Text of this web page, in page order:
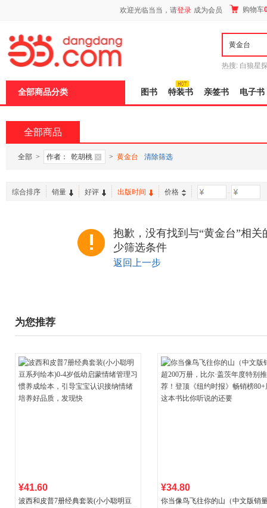
欢迎光临当当，请登录 成为会员 购物车
热搜: 白狼星
全部商品分类 图书 特装书 亲签书 电子书
全部商品
全部 > 作者： 乾胡桃 > 黄金台 清除筛选
综合排序 销量 好评 出版时间 价格 -
抱歉，没有找到与“黄金台”相
少筛选条件
返回上一步
为您推荐
¥41.60
波西和皮普7册经典套装(小小聪明豆
¥34.80
你当像鸟飞往你的山（中文版销
页
加